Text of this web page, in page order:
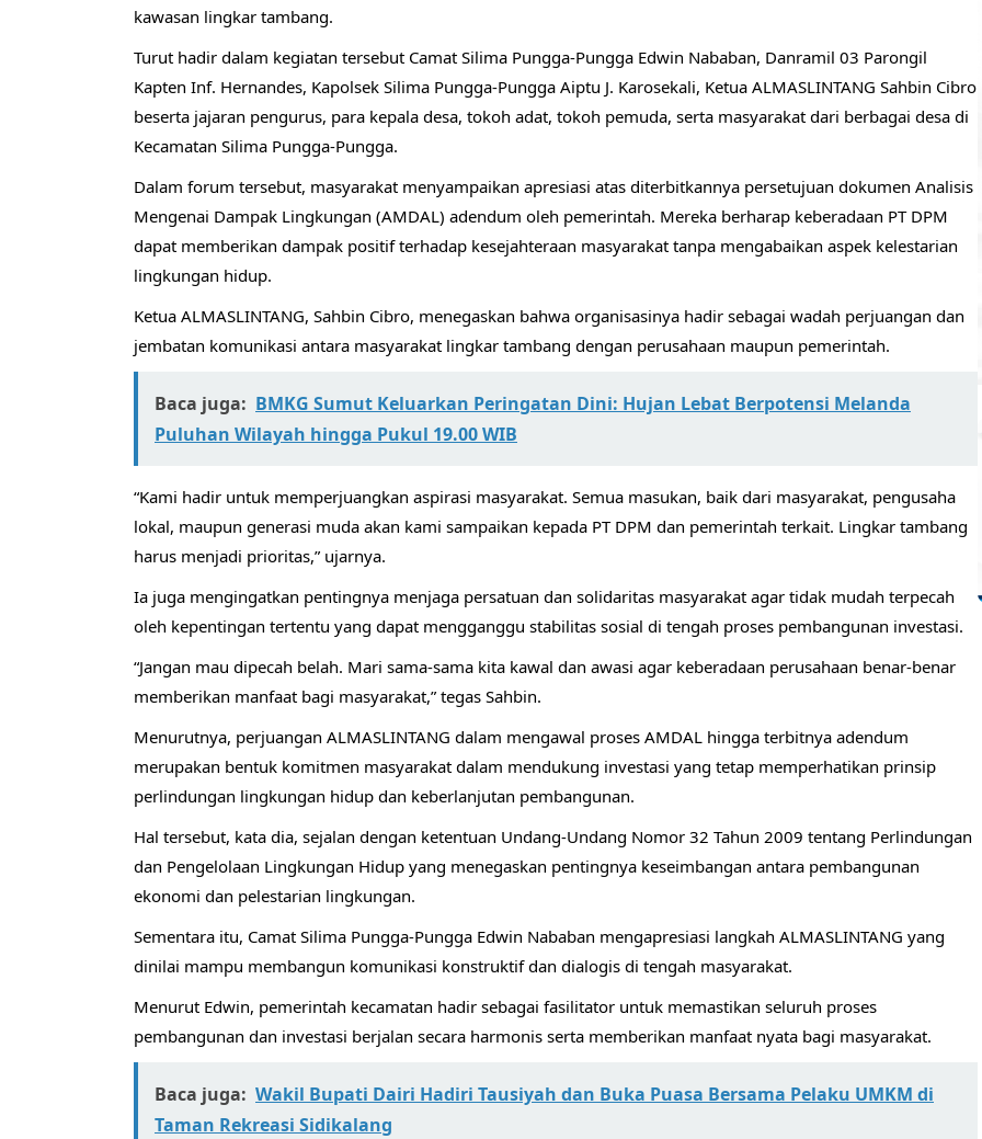
kawasan lingkar tambang.
Turut hadir dalam kegiatan tersebut Camat Silima Pungga-Pungga Edwin Nababan, Danramil 03 Parongil
Kapten Inf. Hernandes, Kapolsek Silima Pungga-Pungga Aiptu J. Karosekali, Ketua ALMASLINTANG Sahbin Cibro
beserta jajaran pengurus, para kepala desa, tokoh adat, tokoh pemuda, serta masyarakat dari berbagai desa di
Kecamatan Silima Pungga-Pungga.
Dalam forum tersebut, masyarakat menyampaikan apresiasi atas diterbitkannya persetujuan dokumen Analisis
Mengenai Dampak Lingkungan (AMDAL) adendum oleh pemerintah. Mereka berharap keberadaan PT DPM
dapat memberikan dampak positif terhadap kesejahteraan masyarakat tanpa mengabaikan aspek kelestarian
lingkungan hidup.
Ketua ALMASLINTANG, Sahbin Cibro, menegaskan bahwa organisasinya hadir sebagai wadah perjuangan dan
jembatan komunikasi antara masyarakat lingkar tambang dengan perusahaan maupun pemerintah.
Baca juga: BMKG Sumut Keluarkan Peringatan Dini: Hujan Lebat Berpotensi Melanda
Puluhan Wilayah hingga Pukul 19.00 WIB
“Kami hadir untuk memperjuangkan aspirasi masyarakat. Semua masukan, baik dari masyarakat, pengusaha
lokal, maupun generasi muda akan kami sampaikan kepada PT DPM dan pemerintah terkait. Lingkar tambang
harus menjadi prioritas,” ujarnya.
Ia juga mengingatkan pentingnya menjaga persatuan dan solidaritas masyarakat agar tidak mudah terpecah
oleh kepentingan tertentu yang dapat mengganggu stabilitas sosial di tengah proses pembangunan investasi.
“Jangan mau dipecah belah. Mari sama-sama kita kawal dan awasi agar keberadaan perusahaan benar-benar
memberikan manfaat bagi masyarakat,” tegas Sahbin.
Menurutnya, perjuangan ALMASLINTANG dalam mengawal proses AMDAL hingga terbitnya adendum
merupakan bentuk komitmen masyarakat dalam mendukung investasi yang tetap memperhatikan prinsip
perlindungan lingkungan hidup dan keberlanjutan pembangunan.
Hal tersebut, kata dia, sejalan dengan ketentuan Undang-Undang Nomor 32 Tahun 2009 tentang Perlindungan
dan Pengelolaan Lingkungan Hidup yang menegaskan pentingnya keseimbangan antara pembangunan
ekonomi dan pelestarian lingkungan.
Sementara itu, Camat Silima Pungga-Pungga Edwin Nababan mengapresiasi langkah ALMASLINTANG yang
dinilai mampu membangun komunikasi konstruktif dan dialogis di tengah masyarakat.
Menurut Edwin, pemerintah kecamatan hadir sebagai fasilitator untuk memastikan seluruh proses
pembangunan dan investasi berjalan secara harmonis serta memberikan manfaat nyata bagi masyarakat.
Baca juga: Wakil Bupati Dairi Hadiri Tausiyah dan Buka Puasa Bersama Pelaku UMKM di
Taman Rekreasi Sidikalang